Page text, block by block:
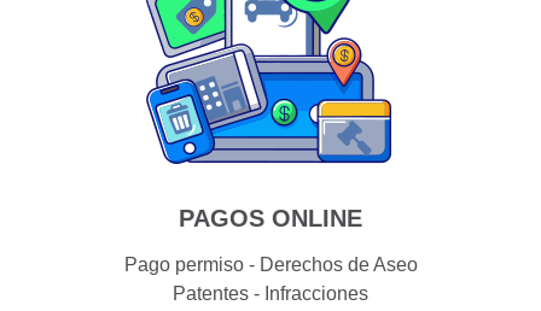
PAGOS ONLINE
Pago permiso - Derechos de Aseo
Patentes - Infracciones